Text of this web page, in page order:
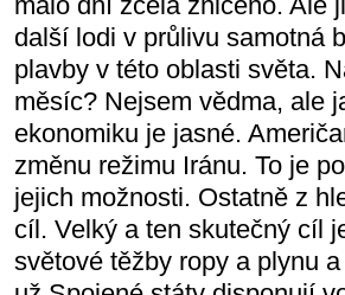
další lodi v průlivu samotná
plavby v této oblasti světa.
měsíc? Nejsem vědma, ale
ekonomiku je jasné.
změnu režimu Iránu. To je
jejich možnosti. Ostatně z
cíl. Velký a ten skutečný cíl
světové těžby ropy a plynu